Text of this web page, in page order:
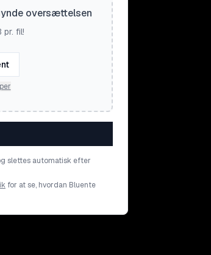
oversættelsen
pr. fil!
slettes automatisk efter
for at se, hvordan Bluente